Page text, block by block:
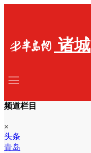
诸城
频道栏目
×
头条
青岛